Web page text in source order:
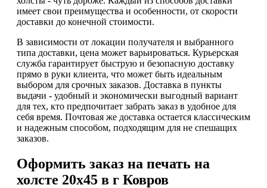
имеет свои преимущества и особенности, от скорости
доставки до конечной стоимости.
В зависимости от локации получателя и выбранного
типа доставки, цена может варьироваться. Курьерская
служба гарантирует быструю и безопасную доставку
прямо в руки клиента, что может быть идеальным
выбором для срочных заказов. Доставка в пункты
выдачи - удобный и экономически выгодный вариант
для тех, кто предпочитает забрать заказ в удобное для
себя время. Почтовая же доставка остается классическим
и надежным способом, подходящим для не спешащих
заказов.
Оформить заказ на печать на
холсте 20х45 в г Ковров